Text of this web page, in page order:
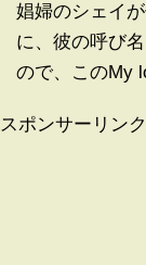
娼婦のシェイ
に、彼の呼び
ので、このMy
スポンサーリンク